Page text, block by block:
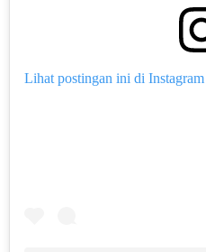
Lihat postingan ini di Instagram